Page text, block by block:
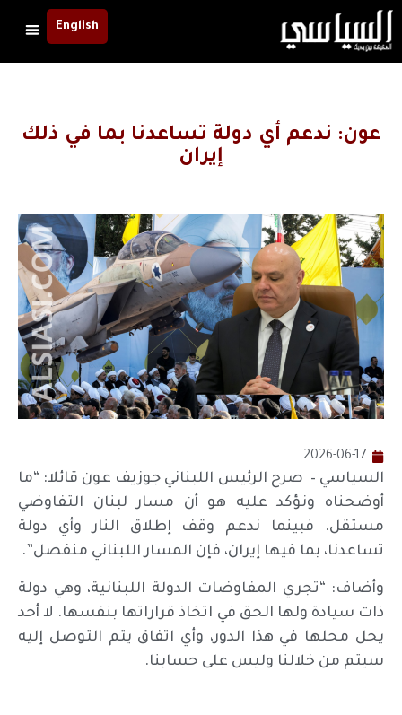
English
عون: ندعم أي دولة تساعدنا بما في ذلك
إيران
2026-06-17
السياسي – صرح الرئيس اللبناني جوزيف عون قائلا: “ما
أوضحناه ونؤكد عليه هو أن مسار لبنان التفاوضي
مستقل. فبينما ندعم وقف إطلاق النار وأي دولة
تساعدنا، بما فيها إيران، فإن المسار اللبناني منفصل”.
وأضاف: “تجري المفاوضات الدولة اللبنانية، وهي دولة
ذات سيادة ولها الحق في اتخاذ قراراتها بنفسها. لا أحد
يحل محلها في هذا الدور، وأي اتفاق يتم التوصل إليه
سيتم من خلالنا وليس على حسابنا.